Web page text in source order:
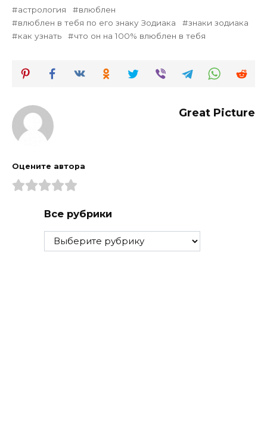
астрология
влюблен
влюблен в тебя по его знаку Зодиака
знаки зодиака
как узнать
что он на 100% влюблен в тебя
Great Picture
Оцените автора
Все рубрики
Все
рубрики